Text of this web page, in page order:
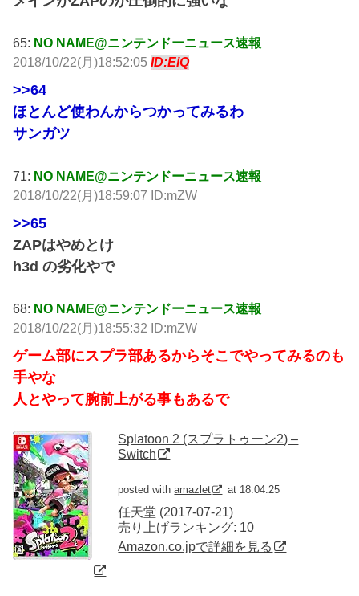
65: NO NAME@ニンテンドーニュース速報
2018/10/22(月)18:52:05ID:EiQ
>>64
ほとんど使わんからつかってみるわ
サンガツ
71: NO NAME@ニンテンドーニュース速報
2018/10/22(月)18:59:07 ID:mZW
>>65
ZAPはやめとけ
h3d の劣化やで
68: NO NAME@ニンテンドーニュース速報
2018/10/22(月)18:55:32 ID:mZW
ゲーム部にスプラ部あるからそこでやってみるのも
手やな
人とやって腕前上がる事もあるで
Splatoon 2 (スプラトゥーン2) –
Switch
posted withamazlet at 18.04.25
任天堂 (2017-07-21)
売り上げランキング: 10
Amazon.co.jpで詳細を見る